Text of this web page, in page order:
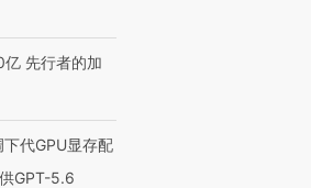
先行者的加
代GPU显存配
GPT-5.6